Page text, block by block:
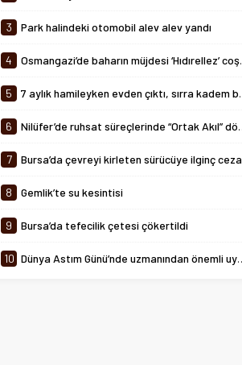
arasında...
3 Park halindeki otomobil alev alev yandı
4 Osmangazi’de baharın müjdesi ‘Hıdırellez’ coşkuyla kutlandı
5 7 aylık hamileyken evden çıktı, sırra kadem bastı
6 Nilüfer’de ruhsat süreçlerinde “Ortak Akıl” dönemi
7 Bursa’da çevreyi kirleten sürücüye ilginç ceza
8 Gemlik’te su kesintisi
9 Bursa’da tefecilik çetesi çökertildi
10 Dünya Astım Günü’nde uzmanından önemli uyarılar